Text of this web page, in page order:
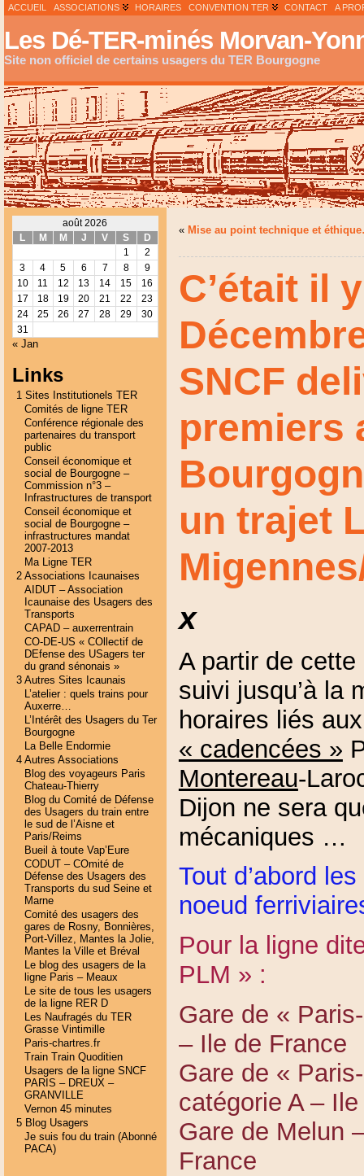
ACCUEIL ASSOCIATIONS HORAIRES CONVENTION TER CONTACT A
Les Dé-TER-minés Morvan-
Site non officiel de certains usagers du TER Bourgogne
août 2026
L
M M J V S
D
1
2
3
4 5 6 7 8
9
10
11 12 13 14 15
16
17
18 19 20 21 22
23
24
25 26 27 28 29
30
31
« Jan
Links
1 Sites Institutionels TER
Comités de ligne TER
Conférence régionale des
partenaires du transport
public
Conseil économique et
social de Bourgogne –
Commission n°3 –
Infrastructures de transport
Conseil économique et
social de Bourgogne –
infrastructures mandat
2007-2013
Ma Ligne TER
2 Associations Icaunaises
AIDUT – Association
Icaunaise des Usagers des
Transports
CAPAD – auxerrentrain
CO-DE-US « COllectif de
DEfense des USagers ter
du grand sénonais »
3 Autres Sites Icaunais
L’atelier : quels trains pour
Auxerre…
L’Intérêt des Usagers du Ter
Bourgogne
La Belle Endormie
4 Autres Associations
Blog des voyageurs Paris
Chateau-Thierry
Blog du Comité de Défense
des Usagers du train entre
le sud de l’Aisne et
Paris/Reims
Bueil à toute Vap’Eure
CODUT – COmité de
Défense des Usagers des
Transports du sud Seine et
Marne
Comité des usagers des
gares de Rosny, Bonnières,
Port-Villez, Mantes la Jolie,
Mantes la Ville et Bréval
Le blog des usagers de la
ligne Paris – Meaux
Le site de tous les usagers
de la ligne RER D
Les Naufragés du TER
Grasse Vintimille
Paris-chartres.fr
Train Train Quoditien
Usagers de la ligne SNCF
PARIS – DREUX –
GRANVILLE
Vernon 45 minutes
5 Blog Usagers
Je suis fou du train (Abonné
PACA)
« Mise au point technique et
C’était il
SNCF
premiers
un trajet
x
A partir de
suivi jusqu’à la
horaires liés
« cadencées »
Montereau-
Dijon ne sera
mécaniques …
Tout d’abord
noeud
Pour la ligne
PLM » :
Gare de «
– Ile de France
Gare de «
catégorie A –
Gare de Melun
France